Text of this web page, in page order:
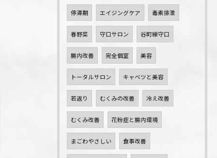
停滞期 エイジングケア 毒素排泄
春野菜 守口サロン 谷町線守口
腸内改善 完全個室 美容
トータルサロン キャベツと美容
若返り むくみの改善 冷え改善
むくみ改善 花粉症と腸内環境
まごわやさしい 食事改善